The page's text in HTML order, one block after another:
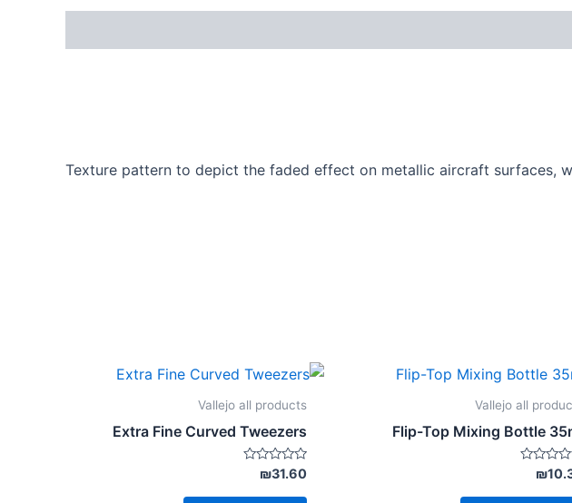
Texture pattern to depict the faded effect on metallic aircraft surfaces,
Vallejo all
Flip-Top Mixing Bottle
₪
Vallejo all products
Extra Fine Curved Tweezers
דורג
0
מתוך
₪31.60